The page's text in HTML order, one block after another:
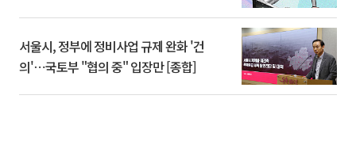
서울시, 정부에 정비사업 규제 완화 '건
의'⋯국토부 "협의 중" 입장만 [종합]